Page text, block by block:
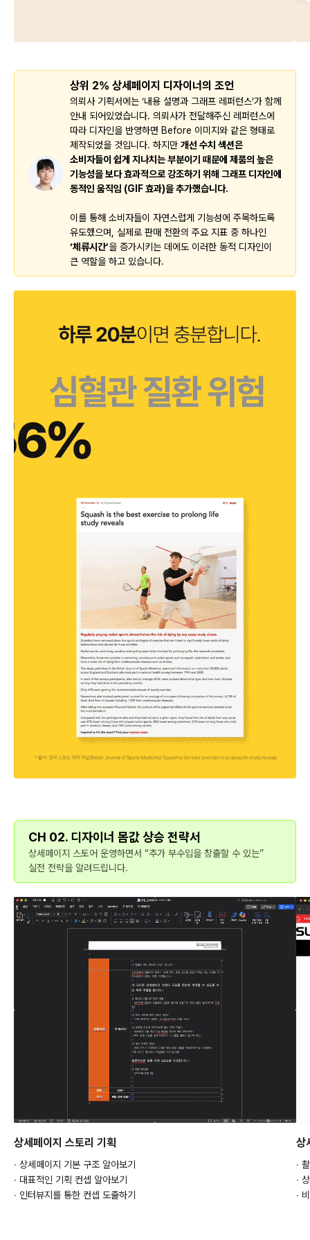
상위 2% 상세페이지 디자이너의 조언
의뢰사 기획서에는 ‘내용 설명과 그래프 레퍼런스’가 함께
안내 되어있었습니다. 의뢰사가 전달해주신 레퍼런스에
따라 디자인을 반영하면 Before 이미지와 같은 형태로
제작되었을 것입니다. 하지만 개선 수치 섹션은
소비자들이 쉽게 지나치는 부분이기 때문에 제품의 높은
기능성을 보다 효과적으로 강조하기 위해 그래프 디자인에
동적인 움직임 (GIF 효과)을 추가했습니다.
이를 통해 소비자들이 자연스럽게 기능성에 주목하도록
유도했으며, 실제로 판매 전환의 주요 지표 중 하나인
‘체류시간’을 증가시키는 데에도 이러한 동적 디자인이
큰 역할을 하고 있습니다.
CH 02. 디자이너 몸값 상승 전략서
상세페이지 스토어 운영하면서 “추가 부수입을 창출할 수 있는”
실전 전략을 알려드립니다.
상세페이지 스토리 기획
∙ 상세페이지 기본 구조 알아보기
∙ 대표적인 기획 컨셉 알아보기
∙ 인터뷰지를 통한 컨셉 도출하기
상
∙
∙
∙